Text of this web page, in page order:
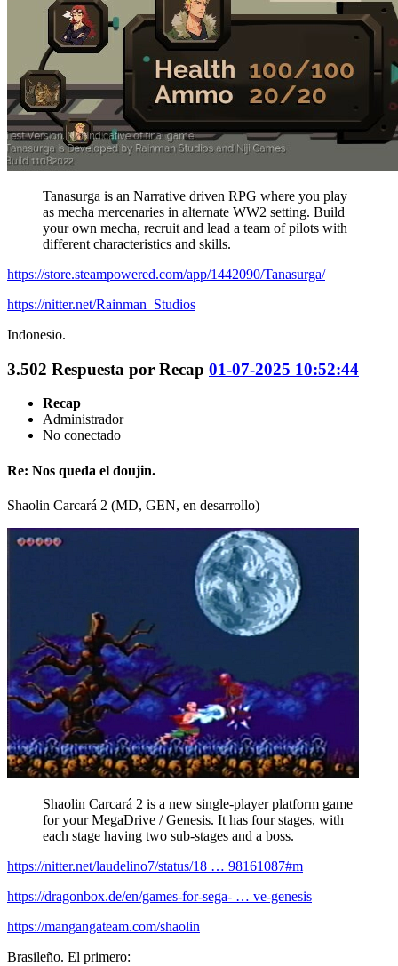
Tanasurga is an Narrative driven RPG where you play
as mecha mercenaries in alternate WW2 setting. Build
your own mecha, recruit and lead a team of pilots with
different characteristics and skills.
https://store.steampowered.com/app/1442090/Tanasurga/
https://nitter.net/Rainman_Studios
Indonesio.
3.502 Respuesta por Recap 01-07-2025 10:52:44
Recap
Administrador
No conectado
Re: Nos queda el doujin.
Shaolin Carcará 2 (MD, GEN, en desarrollo)
Shaolin Carcará 2 is a new single-player platform game
for your MegaDrive / Genesis. It has four stages, with
each stage having two sub-stages and a boss.
https://nitter.net/laudelino7/status/18 … 98161087#m
https://dragonbox.de/en/games-for-sega- … ve-genesis
https://mangangateam.com/shaolin
Brasileño. El primero: